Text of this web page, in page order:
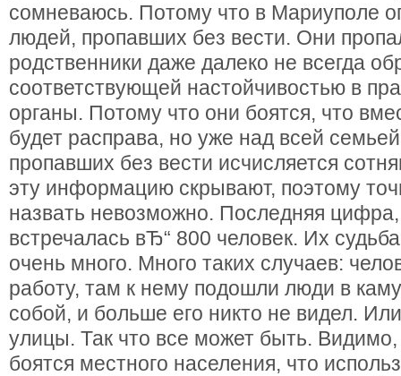
сомневаюсь. Потому что в Мариуполе
людей, пропавших без вести. Они
родственники даже далеко не всегда
соответствующей настойчивостью в
органы. Потому что они боятся, что
будет расправа, но уже над всей
пропавших без вести исчисляется
эту информацию скрывают, поэтому
назвать невозможно. Последняя
встречалась вЂ“ 800 человек. Их
очень много. Много таких случаев:
работу, там к нему подошли люди в
собой, и больше его никто не видел.
улицы. Так что все может быть. Видимо,
боятся местного населения, что